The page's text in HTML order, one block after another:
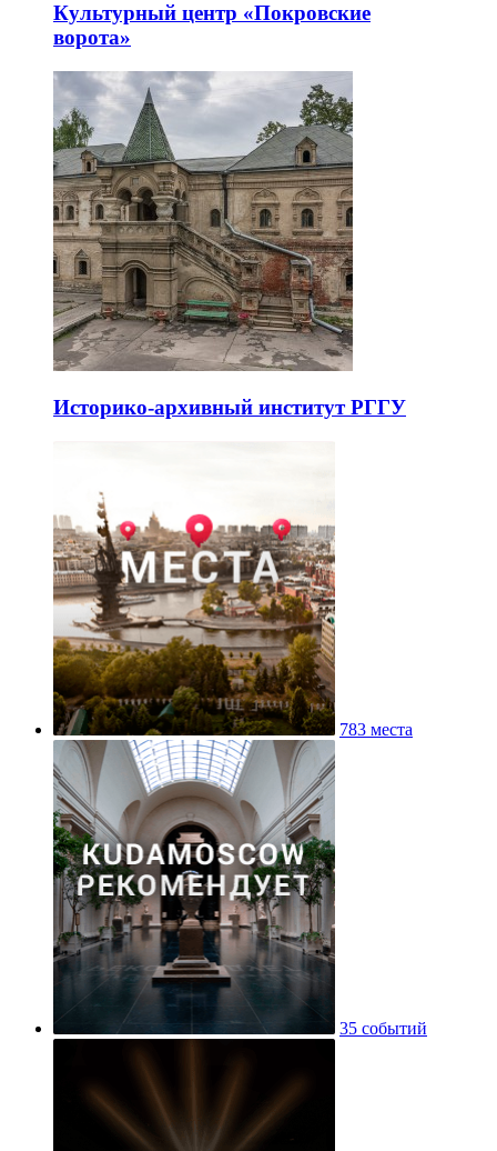
Культурный центр «Покровские
ворота»
Историко-архивный институт РГГУ
783 места
35 событий